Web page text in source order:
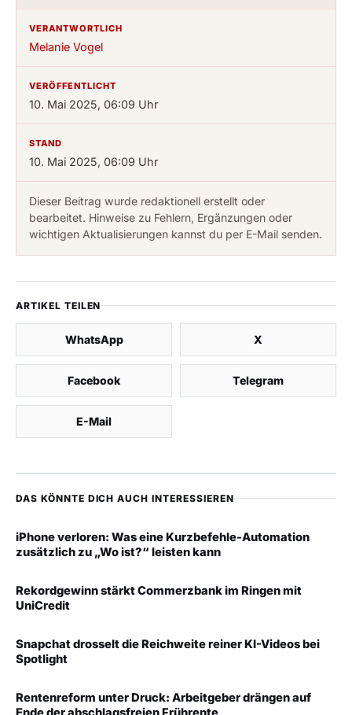
VERANTWORTLICH
Melanie Vogel
VERÖFFENTLICHT
10. Mai 2025, 06:09 Uhr
STAND
10. Mai 2025, 06:09 Uhr
Dieser Beitrag wurde redaktionell erstellt oder
bearbeitet. Hinweise zu Fehlern, Ergänzungen oder
wichtigen Aktualisierungen kannst du per E-Mail senden.
ARTIKEL TEILEN
WhatsApp X
Facebook Telegram
E-Mail
DAS KÖNNTE DICH AUCH INTERESSIEREN
iPhone verloren: Was eine Kurzbefehle-Automation
zusätzlich zu „Wo ist?“ leisten kann
Rekordgewinn stärkt Commerzbank im Ringen mit
UniCredit
Snapchat drosselt die Reichweite reiner KI-Videos bei
Spotlight
Rentenreform unter Druck: Arbeitgeber drängen auf